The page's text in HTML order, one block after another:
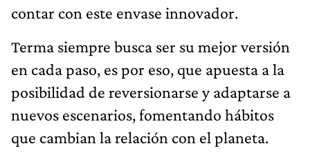
contar con este envase innovador.
Terma siempre busca ser su mejor versión
en cada paso, es por eso, que apuesta a la
posibilidad de reversionarse y adaptarse a
nuevos escenarios, fomentando hábitos
que cambian la relación con el planeta.